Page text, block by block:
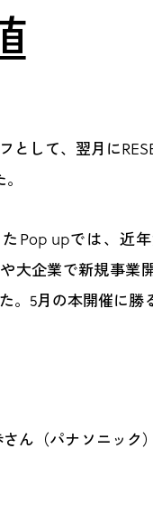
として、翌月に
Pop upでは、近
大企業で新規事業
。5月の本開催に勝
ん（パナソニック